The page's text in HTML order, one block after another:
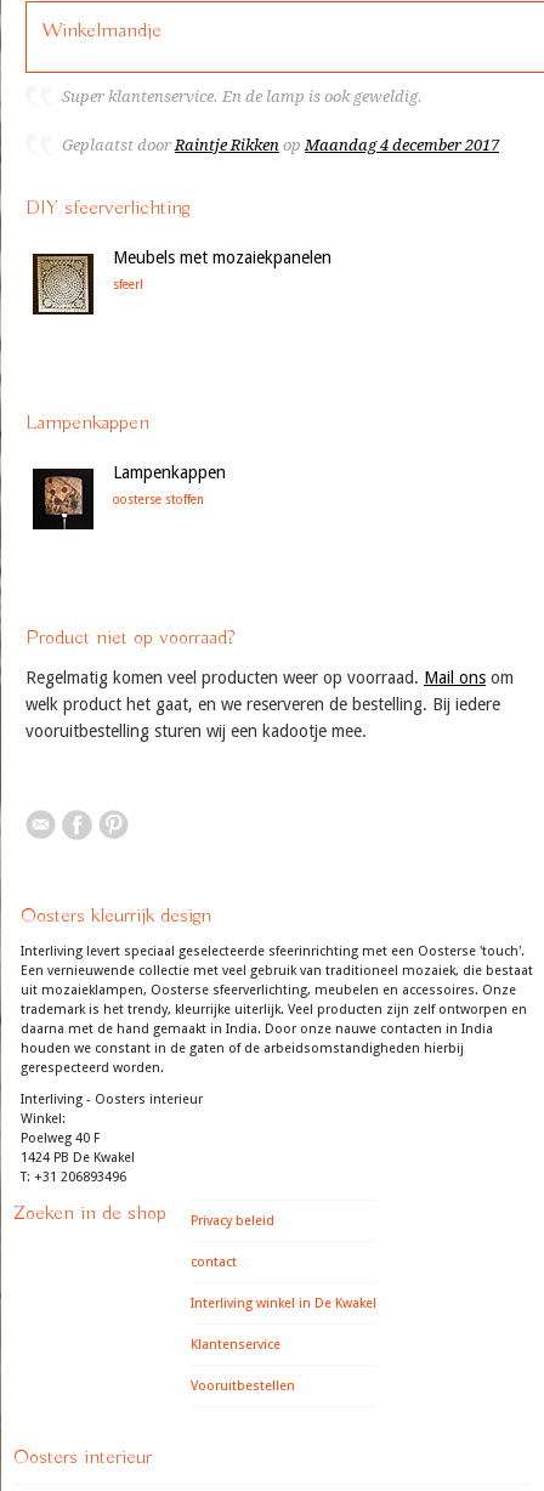
Winkelmandje
Super klantenservice. En de lamp is ook geweldig.
Geplaatst doorRaintje Rikken opMaandag 4 december 2017
DIY sfeerverlichting
Meubels met mozaiekpanelen
sfeer!
Lampenkappen
Lampenkappen
oosterse stoffen
Product niet op voorraad?
Regelmatig komen veel producten weer op voorraad. Mail ons om
welk product het gaat, en we reserveren de bestelling. Bij iedere
vooruitbestelling sturen wij een kadootje mee.
Oosters kleurrijk design
Interliving levert speciaal geselecteerde sfeerinrichting met een Oosterse 'touch'.
Een vernieuwende collectie met veel gebruik van traditioneel mozaiek, die bestaat
uit mozaieklampen, Oosterse sfeerverlichting, meubelen en accessoires. Onze
trademark is het trendy, kleurrijke uiterlijk. Veel producten zijn zelf ontworpen en
daarna met de hand gemaakt in India. Door onze nauwe contacten in India
houden we constant in de gaten of de arbeidsomstandigheden hierbij
gerespecteerd worden.
Interliving - Oosters interieur
Winkel:
Poelweg 40 F
1424 PB De Kwakel
T: +31 206893496
Zoeken in de shop Privacy beleid
contact
Interliving winkel in De Kwakel
Klantenservice
Vooruitbestellen
Oosters interieur